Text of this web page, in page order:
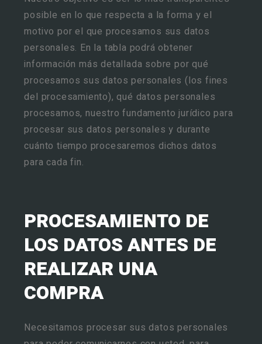
posible en lo que respecta a la forma y el
motivo por el que procesamos sus datos
personales. En la tabla podrá obtener
información más detallada sobre por qué
procesamos sus datos personales (los fines
del procesamiento), qué datos personales
procesamos, nuestro fundamento jurídico para
procesar sus datos personales y durante
cuánto tiempo procesaremos dichos datos
para cada fin.
PROCESAMIENTO DE
LOS DATOS ANTES DE
REALIZAR UNA
COMPRA
Necesitamos procesar sus datos personales